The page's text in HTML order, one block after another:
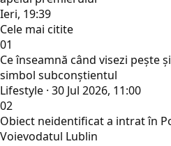
Ieri, 19:39
Cele mai citite
01
Ce înseamnă când visezi pește
simbol subconștientul
Lifestyle · 30 Jul 2026, 11:00
02
Obiect neidentificat a intrat în
Voievodatul Lublin